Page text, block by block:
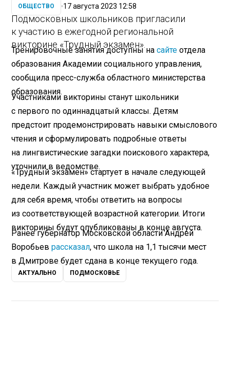
ОБЩЕСТВО 17 августа 2023 12:58
Подмосковных школьников пригласили
к участию в ежегодной региональной
викторине «Трудный экзамен».
Тренировочные занятия доступны насайте отдела
образования Академии социального управления,
сообщила пресс-служба областного министерства
образования.
Участниками викторины станут школьники
с первого по одиннадцатый классы. Детям
предстоит продемонстрировать навыки смыслового
чтения и сформулировать подробные ответы
на лингвистические загадки поискового характера,
уточнили в ведомстве.
«Трудный экзамен» стартует в начале следующей
недели. Каждый участник может выбрать удобное
для себя время, чтобы ответить на вопросы
из соответствующей возрастной категории. Итоги
викторины будут опубликованы в конце августа.
Ранее губернатор Московской области Андрей
Воробьеврассказал, что школа на 1,1 тысячи мест
в Дмитрове будет сдана в конце текущего года.
АКТУАЛЬНО ПОДМОСКОВЬЕ